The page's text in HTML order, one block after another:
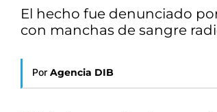
El hecho fue denunciado
con manchas de sangre
Por Agencia DIB